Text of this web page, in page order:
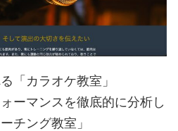
「カラオケ教室」
ーマンスを徹底的に分析し
チング教室」